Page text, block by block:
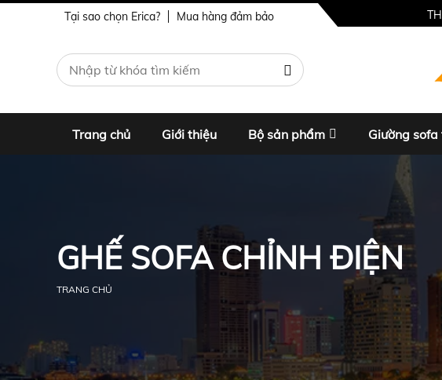
Tại sao chọn Erica? Mua hàng đảm bảo
Trang chủ Giới thiệu Bộ sản phẩm Giường
GHẾ SOFA CHỈNH ĐIỆN
TRANG CHỦ